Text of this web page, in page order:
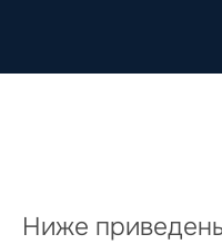
Ниже